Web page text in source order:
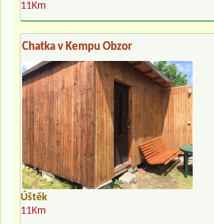
11Km
Chatka v Kempu Obzor
Úštěk
11Km